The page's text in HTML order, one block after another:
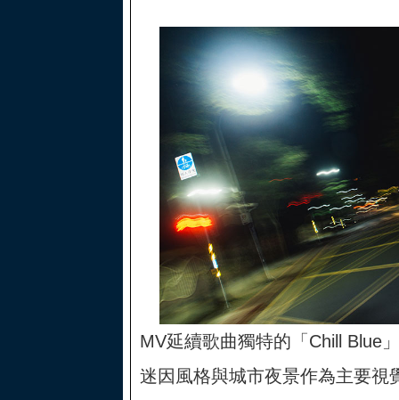
MV延續歌曲獨特的「Chill Blue
迷因風格與城市夜景作為主要視